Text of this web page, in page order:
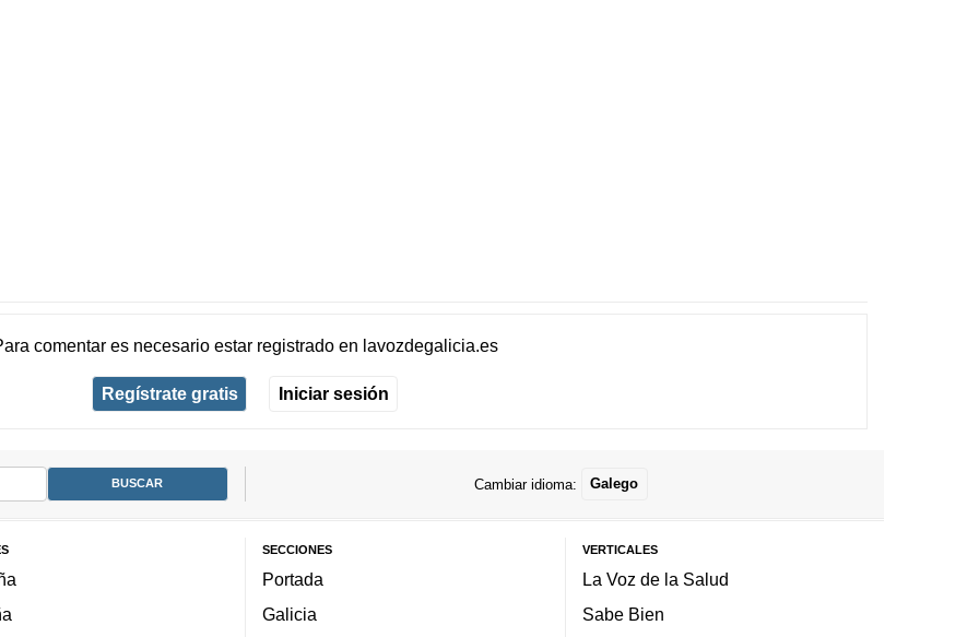
comentar es necesario estar registradoen lavozdegalicia.es
Regístrate gratis Iniciar sesión
Cambiar idioma: Galego
SECCIONES
Portada
Galicia
VERTICALES
La Voz de la Salud
Sabe Bien